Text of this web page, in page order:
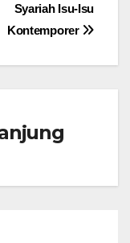
Syariah Isu-Isu
Kontemporer